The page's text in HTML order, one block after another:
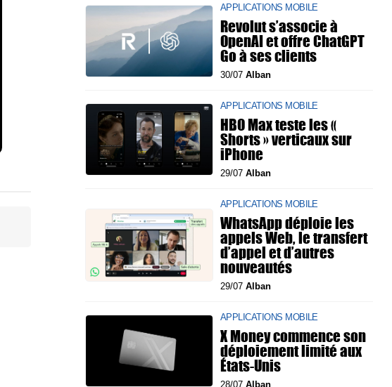
APPLICATIONS MOBILE
Revolut s’associe à
OpenAI et offre ChatGPT
Go à ses clients
30/07 Alban
APPLICATIONS MOBILE
HBO Max teste les «
Shorts » verticaux sur
iPhone
29/07 Alban
APPLICATIONS MOBILE
WhatsApp déploie les
appels Web, le transfert
d’appel et d’autres
nouveautés
29/07 Alban
APPLICATIONS MOBILE
X Money commence son
déploiement limité aux
États-Unis
28/07 Alban